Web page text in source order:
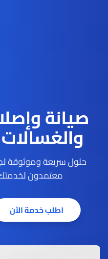
صيانة
حلول سريعة وموثوقة
معتمدون
اطلب خدمة الآن